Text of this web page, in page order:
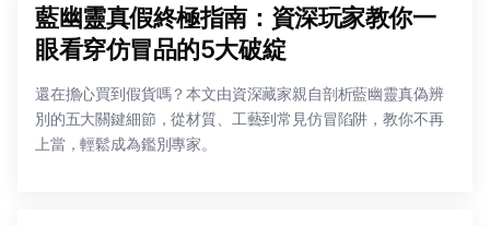
藍幽靈真假終極指南：資深玩家教你一
眼看穿仿冒品的5大破綻
還在擔心買到假貨嗎？本文由資深藏家親自剖析藍幽靈真偽辨
別的五大關鍵細節，從材質、工藝到常見仿冒陷阱，教你不再
上當，輕鬆成為鑑別專家。